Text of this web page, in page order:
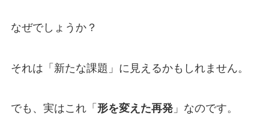
なぜでしょうか？
それは「新たな課題」に見えるかもしれません。
でも、実はこれ「 形を変えた再発」なのです。